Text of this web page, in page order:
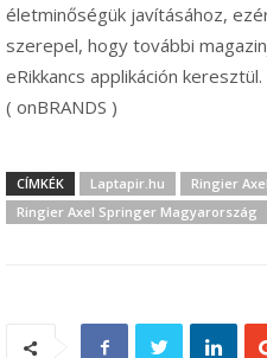
életminőségük javításához,
szerepel, hogy további
eRikkancs applikáción keresztül.
( onBRANDS )
CÍMKÉK Laptapir.hu
Ringier
Ringier Axel Springer Magyarország